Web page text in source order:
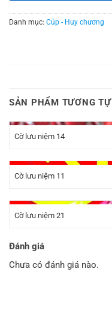
Danh mục: Cúp - Huy chương
SẢN PHẨM TƯƠNG TỰ
Cờ lưu niệm 14
Cờ lưu niệm 11
Cờ lưu niệm 21
Đánh giá
Chưa có đánh giá nào.